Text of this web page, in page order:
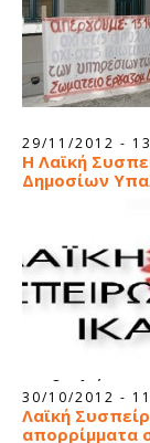
πανελλαδική
ΑΔΕΔΥ.
29/11/2012 -
Η Λαϊκή
Δημοσίων
την δουλεία τους.
30/10/2012 -
Λαϊκή
απορρίμματα